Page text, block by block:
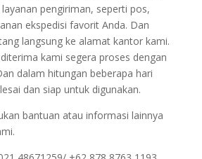
pengiriman, seperti pos,
ekspedisi favorit Anda. Dan
langsung ke alamat kantor kami.
kami segera proses dengan
dalam hitungan beberapa hari
dan siap untuk digunakan.
bantuan atau informasi lainnya